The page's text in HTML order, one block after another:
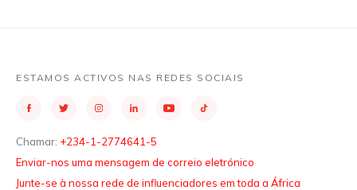
ESTAMOS ACTIVOS NAS REDES SOCIAIS
Chamar: +234-1-2774641-5
Enviar-nos uma mensagem de correio eletrónico
Junte-se à nossa rede de influenciadores em toda a África